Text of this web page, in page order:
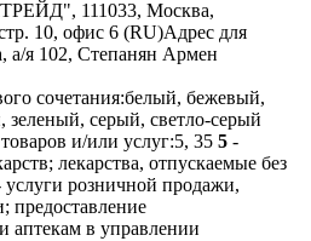
111033, Москва,
10, офис 6 (RU)Адрес для
а/я 102, Степанян Армен
сочетания:белый, бежевый,
серый, светло-серый
и/или услуг:5, 35 5 -
лекарства, отпускаемые без
услуги розничной продажи,
предоставление
аптекам в управлении